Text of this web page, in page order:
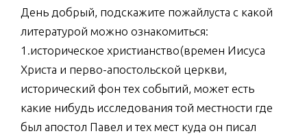
День добрый, подскажите пожайлуста с какой
литературой можно ознакомиться:
1.историческое христианство(времен Иисуса
Христа и перво-апостольской церкви,
исторический фон тех событий, может есть
какие нибудь исследования той местности где
был апостол Павел и тех мест куда он писал